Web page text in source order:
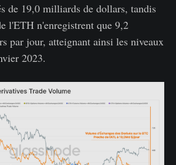
de 19,0 milliards de dollars, tandis
l'ETH n'enregistrent que 9,2
par jour, atteignant ainsi les niveaux
2023.